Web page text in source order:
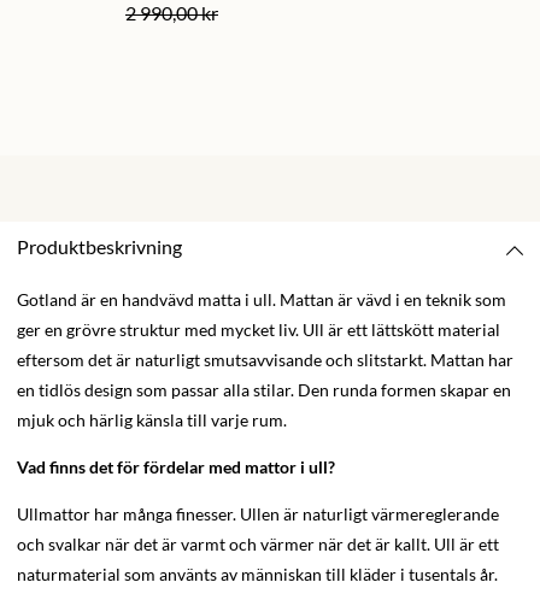
2 990,00 kr
Produktbeskrivning
Gotland är en handvävd matta i ull. Mattan är vävd i en teknik som
ger en grövre struktur med mycket liv. Ull är ett lättskött material
eftersom det är naturligt smutsavvisande och slitstarkt. Mattan har
en tidlös design som passar alla stilar. Den runda formen skapar en
mjuk och härlig känsla till varje rum.
Vad finns det för fördelar med mattor i ull?
Ullmattor har många finesser. Ullen är naturligt värmereglerande
och svalkar när det är varmt och värmer när det är kallt. Ull är ett
naturmaterial som använts av människan till kläder i tusentals år.